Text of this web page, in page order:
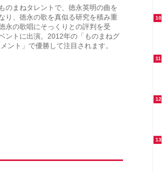
のまねタレントで、徳永英明の曲を
り、徳永の歌を真似る研究を積み重
永の歌唱にそっくりとの評判を受
ントに出演。2012年の「ものまねグ
ント」で優勝して注目されます。
10
11
12
13